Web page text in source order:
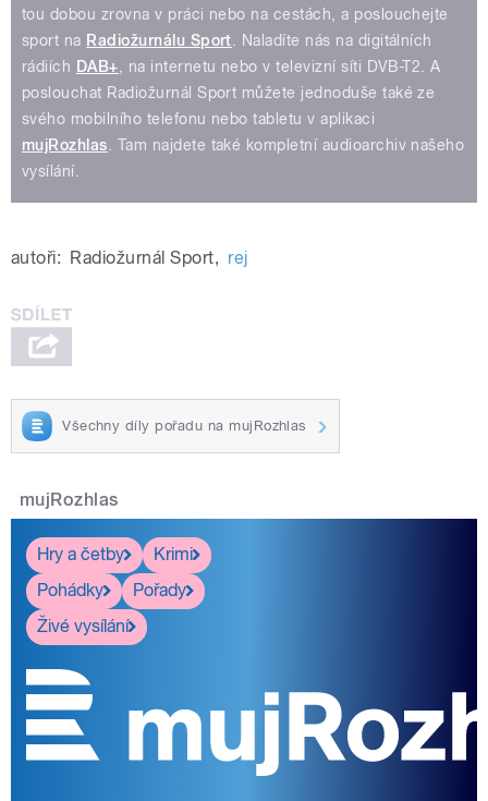
tou dobou zrovna v práci nebo na cestách, a poslouchejte
sport na Radiožurnálu Sport . Naladíte nás na digitálních
rádiích DAB+ , na internetu nebo v televizní síti DVB-T2. A
poslouchat Radiožurnál Sport můžete jednoduše také ze
svého mobilního telefonu nebo tabletu v aplikaci
mujRozhlas . Tam najdete také kompletní audioarchiv našeho
vysílání.
autoři: Radiožurnál Sport, rej
Všechny díly pořadu na mujRozhlas
mujRozhlas
Hry a četby
Krimi
Pohádky
Pořady
Živé vysílání